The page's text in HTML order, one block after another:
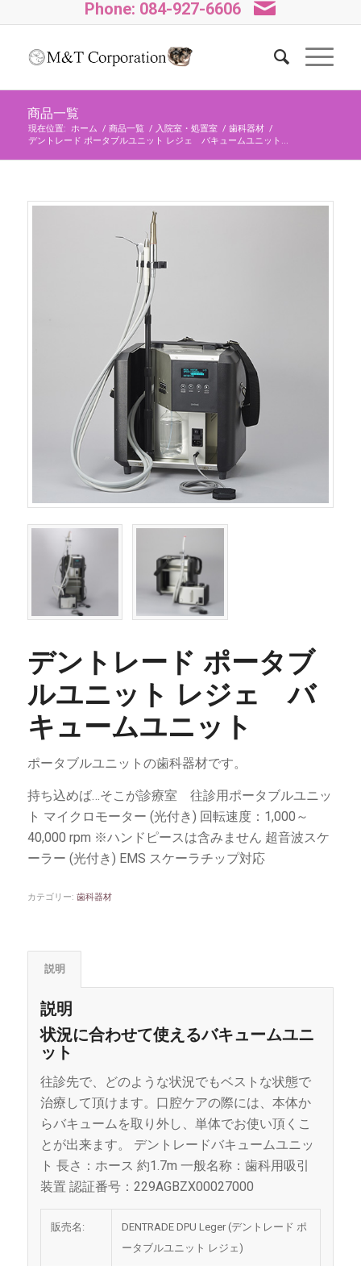
Phone: 084-927-6606
商品一覧
現在位置: ホーム / 商品一覧 / 入院室・処置室 / 歯科器材 /
デントレード ポータブルユニット レジェ バキュームユニット...
デントレード ポータブ
ルユニット レジェ バ
キュームユニット
ポータブルユニットの歯科器材です。
持ち込めば…そこが診療室 往診用ポータブルユニッ
ト マイクロモーター (光付き) 回転速度：1,000～
40,000 rpm ※ハンドピースは含みません 超音波スケ
ーラー (光付き) EMS スケーラチップ対応
カテゴリー: 歯科器材
説明
説明
状況に合わせて使えるバキュームユニ
ット
往診先で、どのような状況でもベストな状態で
治療して頂けます。口腔ケアの際には、本体か
らバキュームを取り外し、単体でお使い頂くこ
とが出来ます。 デントレードバキュームユニッ
ト 長さ：ホース 約1.7m 一般名称：歯科用吸引
装置 認証番号：229AGBZX00027000
販売名:
DENTRADE DPU Leger (デントレード ポ
ータブルユニット レジェ)